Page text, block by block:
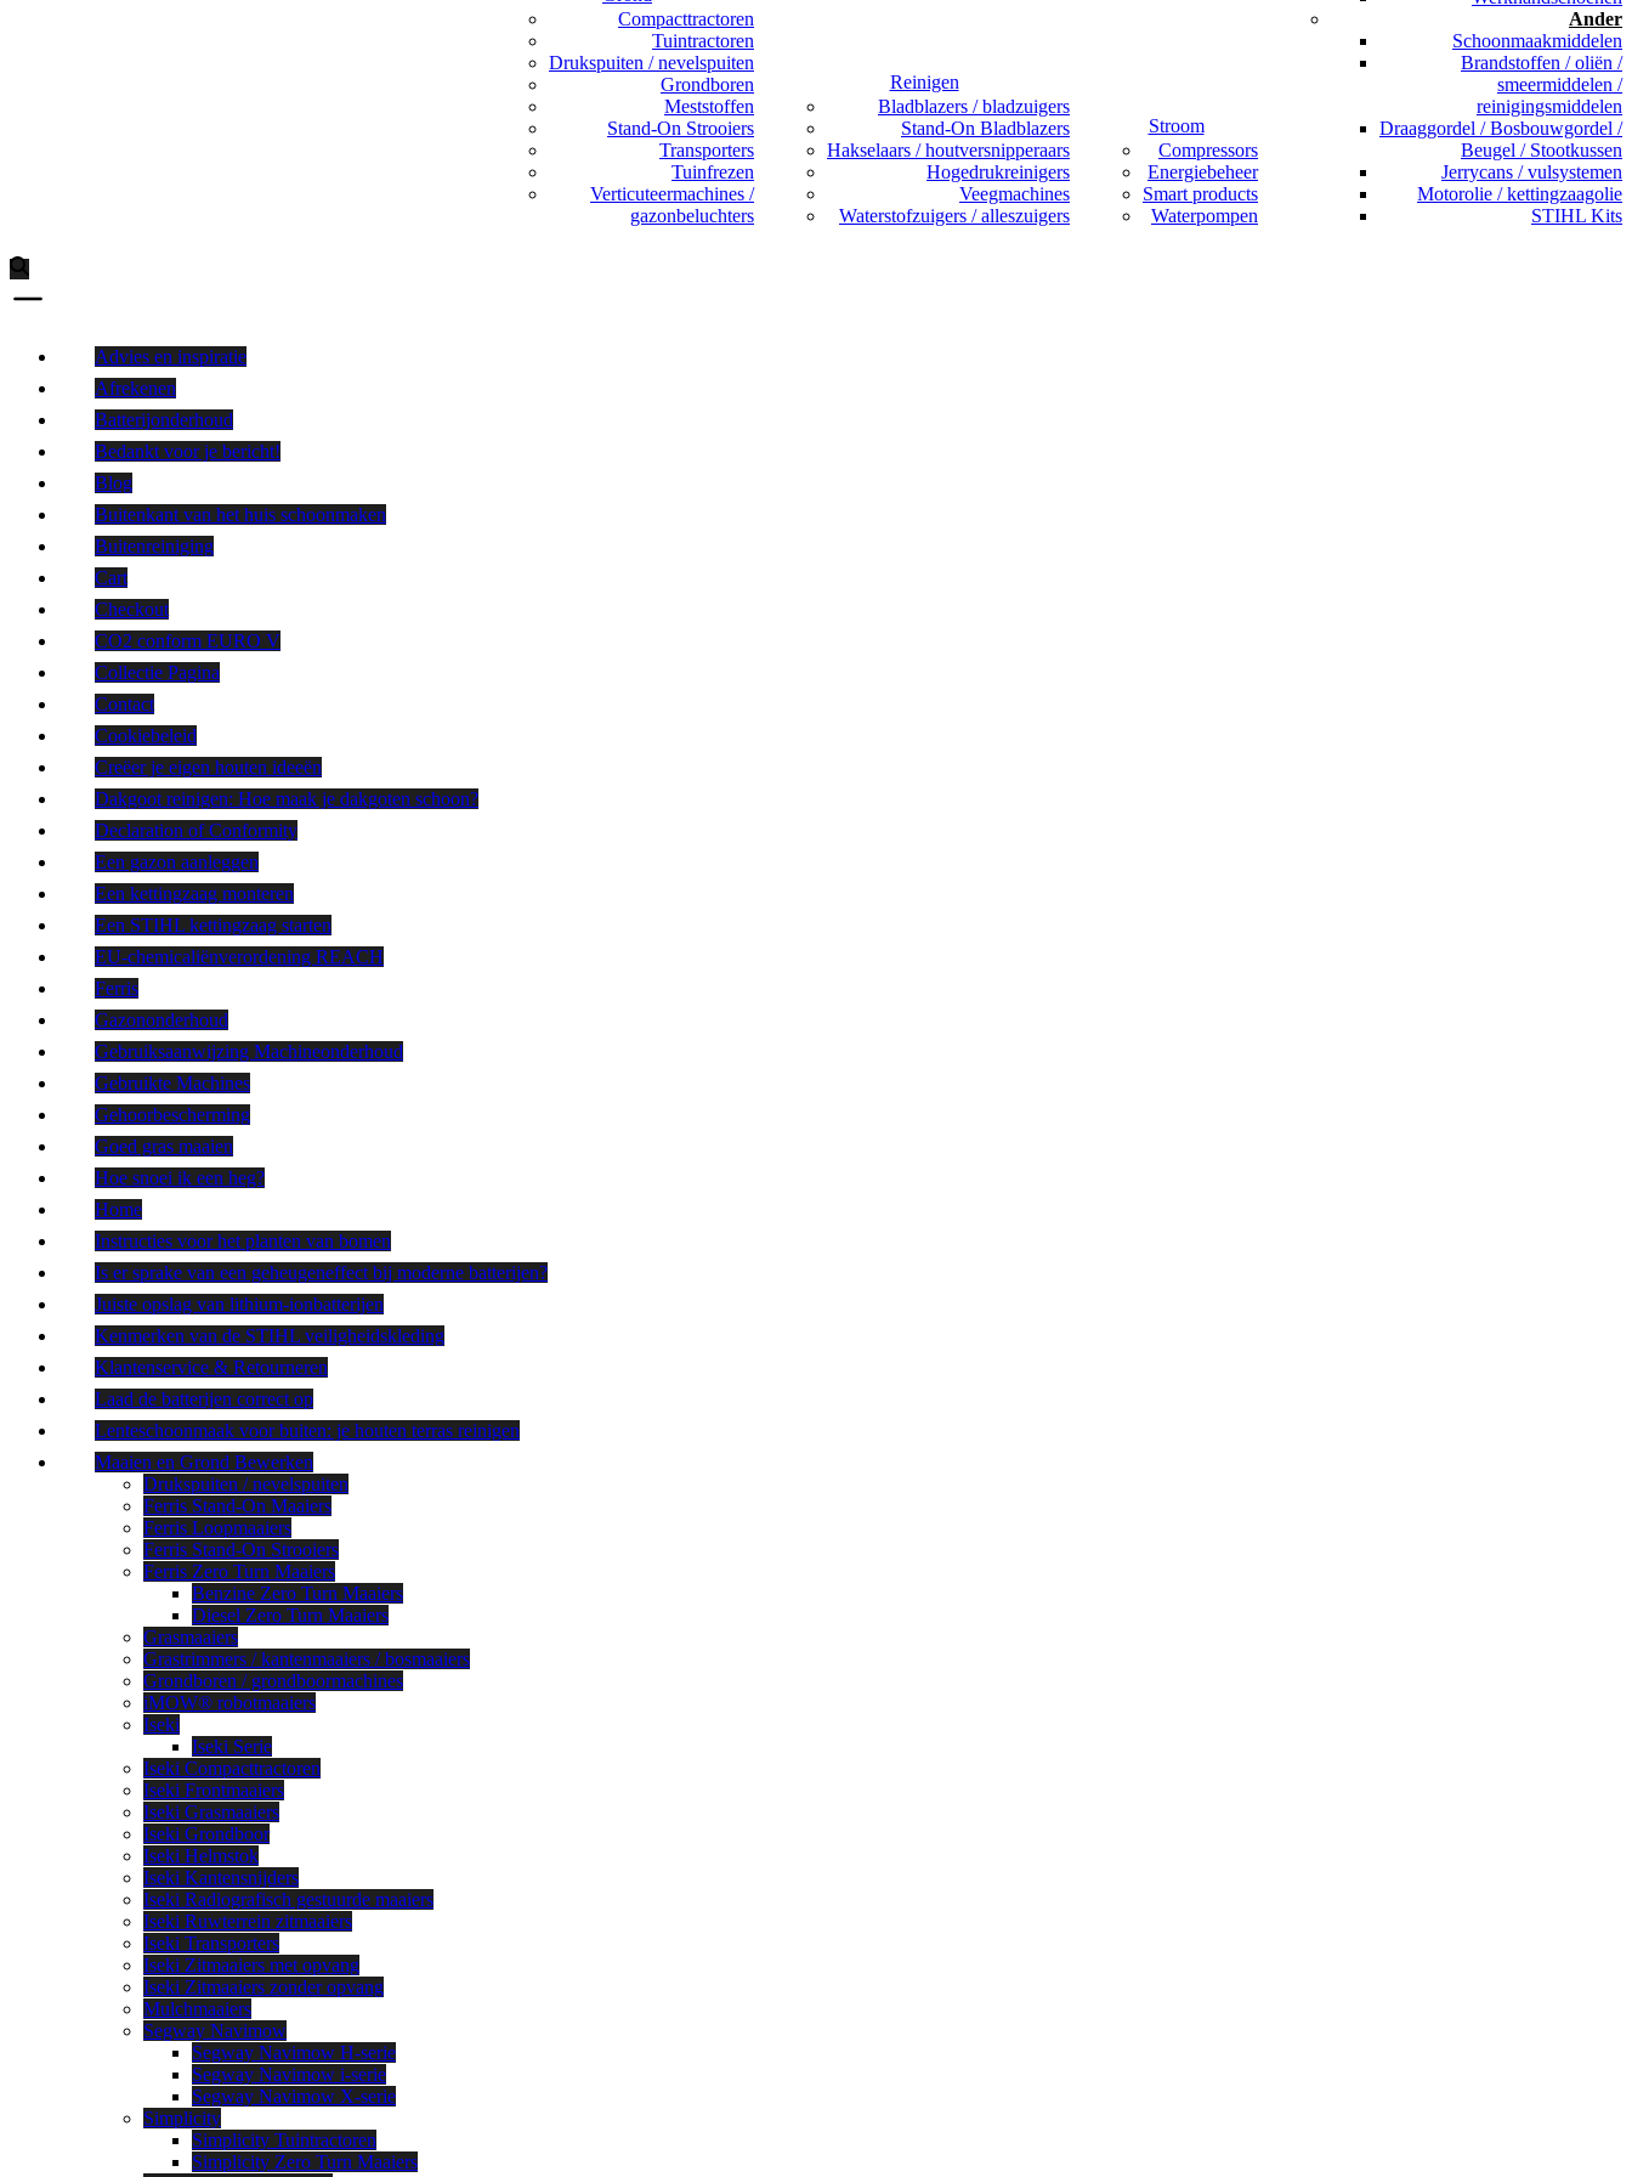
Compacttractoren
Tuintractoren
Drukspuiten / nevelspuiten
Grondboren
Meststoffen
Stand-On Strooiers
Transporters
Tuinfrezen
Verticuteermachines /
gazonbeluchters
Reinigen
Bladblazers / bladzuigers
Stand-On Bladblazers
Hakselaars / houtversnipperaars
Hogedrukreinigers
Veegmachines
Waterstofzuigers / alleszuigers
Stroom
Compressors
Energiebeheer
Smart products
Waterpompen
Ander
Schoonmaakmiddelen
Brandstoffen / oliën /
smeermiddelen /
reinigingsmiddelen
Draaggordel / Bosbouwgordel /
Beugel / Stootkussen
Jerrycans / vulsystemen
Motorolie / kettingzaagolie
STIHL Kits
Advies en inspiratie
Afrekenen
Batterijonderhoud
Bedankt voor je bericht!
Blog
Buitenkant van het huis schoonmaken
Buitenreiniging
Cart
Checkout
CO2 conform EURO V
Collectie Pagina
Contact
Cookiebeleid
Creëer je eigen houten ideeën
Dakgoot reinigen: Hoe maak je dakgoten schoon?
Declaration of Conformity
Een gazon aanleggen
Een kettingzaag monteren
Een STIHL kettingzaag starten
EU-chemicaliënverordening REACH
Ferris
Gazononderhoud
Gebruiksaanwijzing Machineonderhoud
Gebruikte Machines
Gehoorbescherming
Goed gras maaien
Hoe snoei ik een heg?
Home
Instructies voor het planten van bomen
Is er sprake van een geheugeneffect bij moderne batterijen?
Juiste opslag van lithium-ionbatterijen
Kenmerken van de STIHL veiligheidskleding
Klantenservice & Retourneren
Laad de batterijen correct op
Lenteschoonmaak voor buiten: je houten terras reinigen
Maaien en Grond Bewerken
Drukspuiten / nevelspuiten
Ferris Stand-On Maaiers
Ferris Loopmaaiers
Ferris Stand-On Strooiers
Ferris Zero Turn Maaiers
Benzine Zero Turn Maaiers
Diesel Zero Turn Maaiers
Grasmaaiers
Grastrimmers / kantenmaaiers / bosmaaiers
Grondboren / grondboormachines
iMOW® robotmaaiers
Iseki
Iseki Serie
Iseki Compacttractoren
Iseki Frontmaaiers
Iseki Grasmaaiers
Iseki Grondboor
Iseki Helmstok
Iseki Kantensnijders
Iseki Radiografisch gestuurde maaiers
Iseki Ruwterrein zitmaaiers
Iseki Transporters
Iseki Zitmaaiers met opvang
Iseki Zitmaaiers zonder opvang
Mulchmaaiers
Segway Navimow
Segway Navimow H-serie
Segway Navimow i-serie
Segway Navimow X-serie
Simplicity
Simplicity Tuintractoren
Simplicity Zero Turn Maaiers